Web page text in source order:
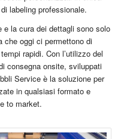
labeling professionale.
e la cura dei dettagli sono solo
che oggi ci permettono di
rapidi. Con l’utilizzo del
consegna onsite, sviluppati
Service è la soluzione per
in qualsiasi formato e
to market.